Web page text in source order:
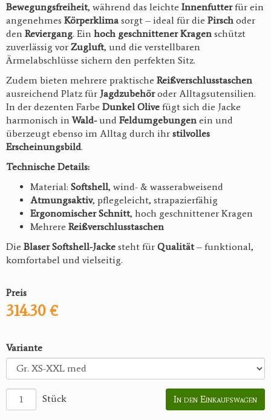
Bewegungsfreiheit, während das leichte Innenfutterfür ein
angenehmes Körperklima sorgt – ideal für die Pirsch oder
den Reviergang. Ein hoch geschnittener Kragen schützt
zuverlässig vor Zugluft, und die verstellbaren
Ärmelabschlüsse sichern den perfekten Sitz.
Zudem bieten mehrere praktische Reißverschlusstaschen
ausreichend Platz für Jagdzubehöroder Alltagsutensilien.
In der dezenten Farbe Dunkel Olive fügt sich die Jacke
harmonisch inWald-und Feldumgebungen ein und
überzeugt ebenso im Alltag durch ihr stilvolles
Erscheinungsbild.
Technische Details:
Material: Softshell, wind- & wasserabweisend
Atmungsaktiv, pflegeleicht, strapazierfähig
Ergonomischer Schnitt, hoch geschnittener Kragen
Mehrere Reißverschlusstaschen
Die Blaser Softshell-Jacke steht für Qualität – funktional,
komfortabel und vielseitig.
Preis
314.30 €
Variante
Stück In den Einkaufswagen